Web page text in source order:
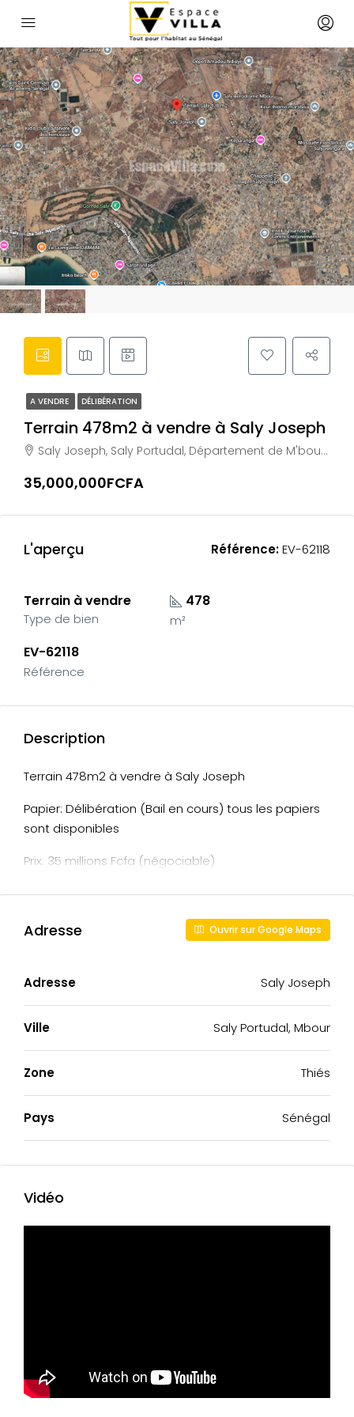
A VENDRE DÉLIBÉRATION
Terrain 478m2 à vendre à Saly Joseph
Saly Joseph, Saly Portudal, Département de M'bour, Région de Thiès, 23002, Sénégal
35,000,000FCFA
L'aperçu Référence:EV-62118
Terrain à vendre
Type de bien
478
m²
EV-62118
Référence
Description
Terrain 478m2 à vendre à Saly Joseph
Papier: Délibération (Bail en cours) tous les papiers
sont disponibles
Prix: 35 millions Fcfa (négociable)
Adresse Ouvrir sur Google Maps
Adresse Saly Joseph
Ville Saly Portudal, Mbour
Zone Thiés
Pays Sénégal
Vidéo